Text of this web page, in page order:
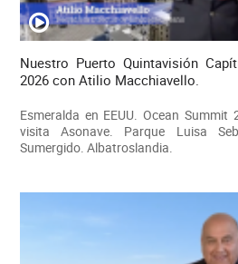
Nuestro Puerto Quintavisión
2026 con Atilio Macchiavello.
Esmeralda en EEUU. Ocean
visita Asonave. Parque Luisa
Sumergido. Albatroslandia.